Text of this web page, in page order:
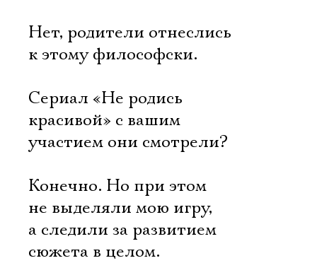
Нет, родители отнеслись
к этому философски.
Сериал «Не родись
красивой» с вашим
участием они смотрели?
Конечно. Но при этом
не выделяли мою игру,
а следили за развитием
сюжета в целом.